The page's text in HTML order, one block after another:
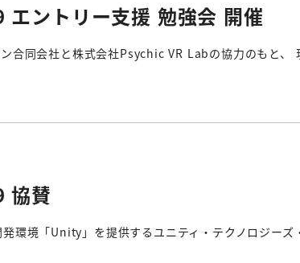
ントリー支援 勉強会 開催
合同会社と株式会社Psychic VR Labの協力のもと、
協賛
環境「Unity」を提供するユニティ・テクノロジーズ